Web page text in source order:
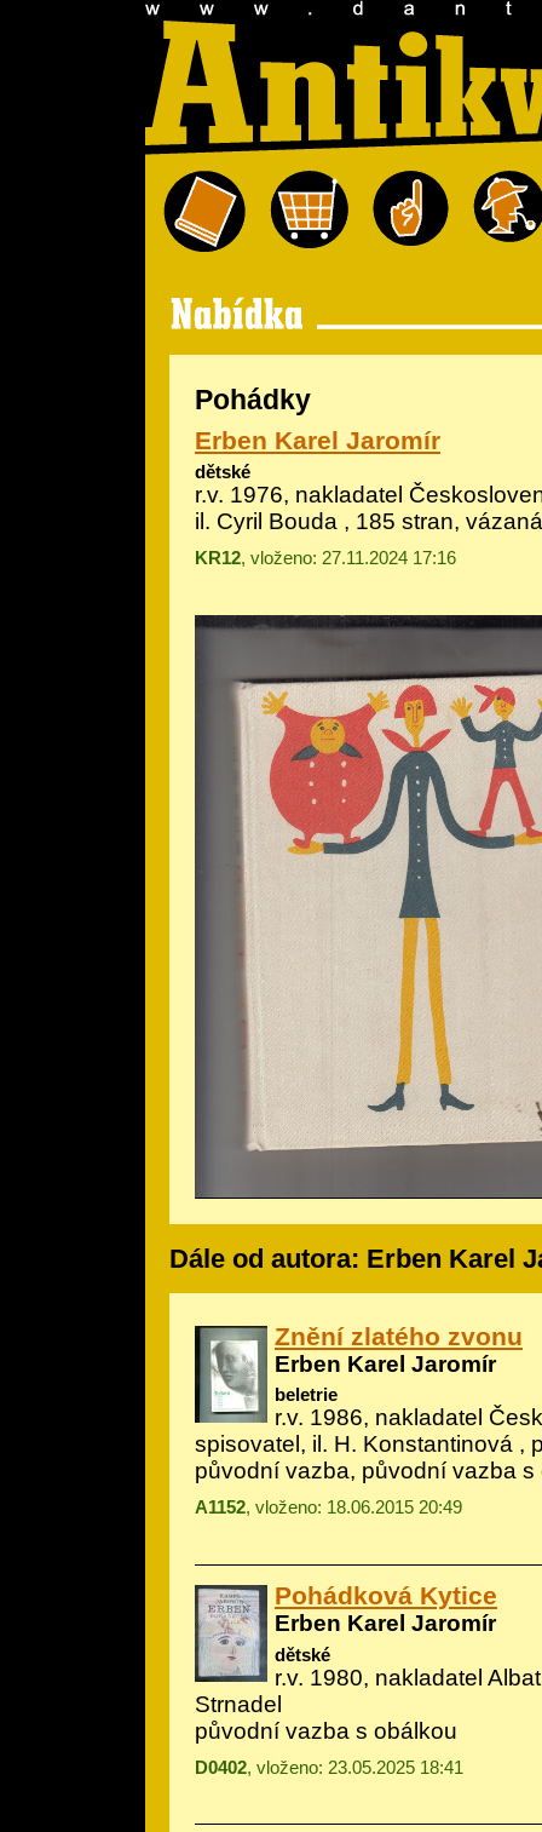
Pohádky
Erben Karel Jaromír
dětské
r.v. 1976, nakladatel
il. Cyril Bouda , 185 stran, vázaná
KR12, vloženo: 27.11.2024 17:16
Dále od autora: Erben Karel
Znění zlatého zvonu
Erben Karel Jaromír
beletrie
r.v. 1986, nakladatel
spisovatel, il. H. Konstantinová ,
původní vazba, původní vazba s
A1152, vloženo: 18.06.2015 20:49
Pohádková Kytice
Erben Karel Jaromír
dětské
r.v. 1980, nakladatel
Strnadel
původní vazba s obálkou
D0402, vloženo: 23.05.2025 18:41